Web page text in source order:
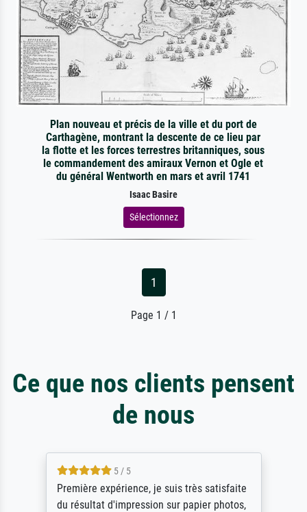
Plan nouveau et précis de la ville et du port de
Carthagène, montrant la descente de ce lieu par
la flotte et les forces terrestres britanniques, sous
le commandement des amiraux Vernon et Ogle et
du général Wentworth en mars et avril 1741
Isaac Basire
Sélectionnez
1
Page 1 / 1
Ce que nos clients pensent
de nous
5 / 5
Première expérience, je suis très satisfaite
du résultat d'impression sur papier photos,